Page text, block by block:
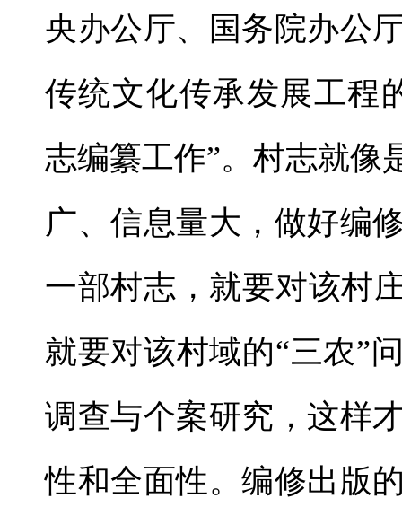
央办公厅、国务院办公
传统文化传承发展工程
志编纂工作”。村志就像
广、信息量大，做好编
一部村志，就要对该村
就要对该村域的“三农”
调查与个案研究，这样
性和全面性。编修出版